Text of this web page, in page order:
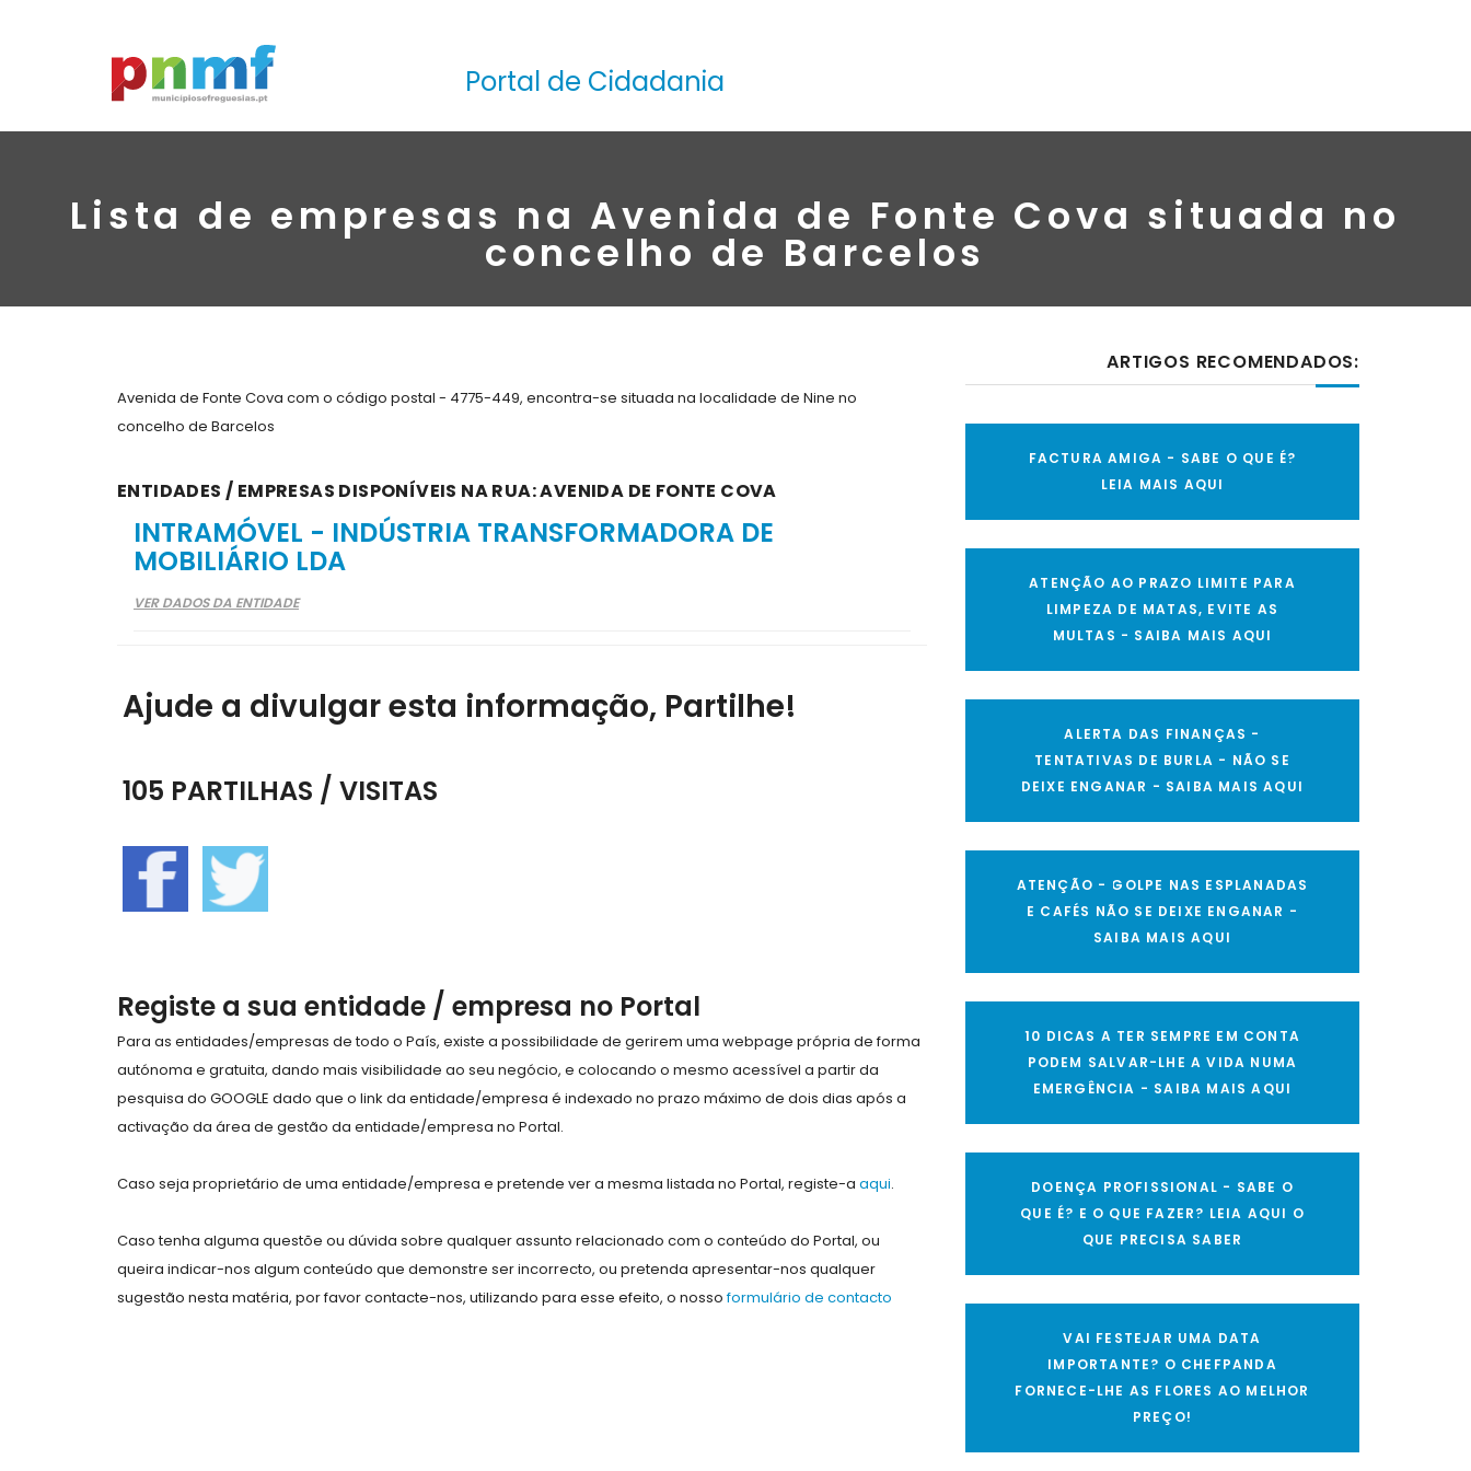
Portal de Cidadania
Lista de empresas na Avenida de Fonte Cova situada no
concelho de Barcelos
Avenida de Fonte Cova com o código postal - 4775-449, encontra-se situada na localidade de Nine no
concelho de Barcelos
ENTIDADES / EMPRESAS DISPONÍVEIS NA RUA: AVENIDA DE FONTE COVA
INTRAMÓVEL - INDÚSTRIA TRANSFORMADORA DE
MOBILIÁRIO LDA
VER DADOS DA ENTIDADE
Ajude a divulgar esta informação, Partilhe!
105 PARTILHAS / VISITAS
Registe a sua entidade / empresa no Portal
Para as entidades/empresas de todo o País, existe a possibilidade de gerirem uma webpage própria de forma
autónoma e gratuita, dando mais visibilidade ao seu negócio, e colocando o mesmo acessível a partir da
pesquisa do GOOGLE dado que o link da entidade/empresa é indexado no prazo máximo de dois dias após a
activação da área de gestão da entidade/empresa no Portal.
Caso seja proprietário de uma entidade/empresa e pretende ver a mesma listada no Portal, registe-a aqui.
Caso tenha alguma questõe ou dúvida sobre qualquer assunto relacionado com o conteúdo do Portal, ou
queira indicar-nos algum conteúdo que demonstre ser incorrecto, ou pretenda apresentar-nos qualquer
sugestão nesta matéria, por favor contacte-nos, utilizando para esse efeito, o nossoformulário de contacto
ARTIGOS RECOMENDADOS:
FACTURA AMIGA - SABE O QUE É?
LEIA MAIS AQUI
ATENÇÃO AO PRAZO LIMITE PARA
LIMPEZA DE MATAS, EVITE AS
MULTAS - SAIBA MAIS AQUI
ALERTA DAS FINANÇAS -
TENTATIVAS DE BURLA - NÃO SE
DEIXE ENGANAR - SAIBA MAIS AQUI
ATENÇÃO - GOLPE NAS ESPLANADAS
E CAFÉS NÃO SE DEIXE ENGANAR -
SAIBA MAIS AQUI
10 DICAS A TER SEMPRE EM CONTA
PODEM SALVAR-LHE A VIDA NUMA
EMERGÊNCIA - SAIBA MAIS AQUI
DOENÇA PROFISSIONAL - SABE O
QUE É? E O QUE FAZER? LEIA AQUI O
QUE PRECISA SABER
VAI FESTEJAR UMA DATA
IMPORTANTE? O CHEFPANDA
FORNECE-LHE AS FLORES AO MELHOR
PREÇO!